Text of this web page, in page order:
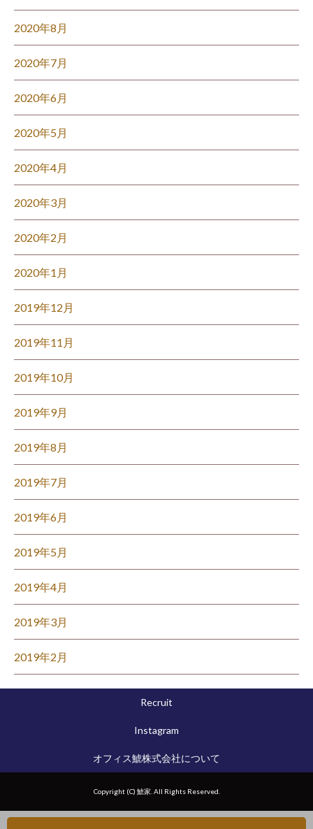
2020年8月
2020年7月
2020年6月
2020年5月
2020年4月
2020年3月
2020年2月
2020年1月
2019年12月
2019年11月
2019年10月
2019年9月
2019年8月
2019年7月
2019年6月
2019年5月
2019年4月
2019年3月
2019年2月
Recruit
Instagram
オフィス鯱株式会社について
Copyright (C) 鯱家. All Rights Reserved.